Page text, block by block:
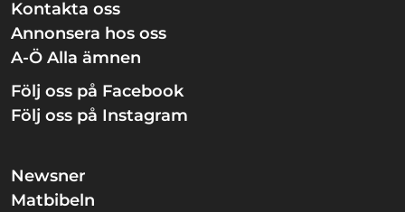
Kontakta oss
Annonsera hos oss
A-Ö Alla ämnen
Följ oss på Facebook
Följ oss på Instagram
Newsner
Matbibeln